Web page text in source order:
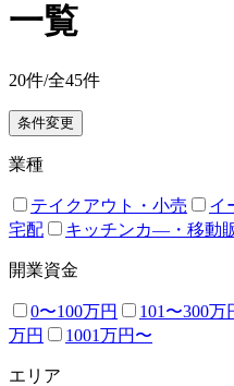
一覧
20件/全45件
条件変更
業種
テイクアウト・小売 イ
宅配
キッチンカ―・移動
開業資金
0〜100万円 101〜300万
万円
1001万円〜
エリア